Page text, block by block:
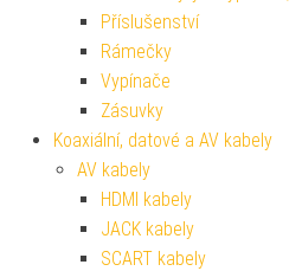
Příslušenství
Rámečky
Vypínače
Zásuvky
Koaxiální, datové a AV kabely
AV kabely
HDMI kabely
JACK kabely
SCART kabely